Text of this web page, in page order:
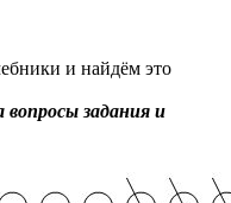
и найдём это
вопросы задания и